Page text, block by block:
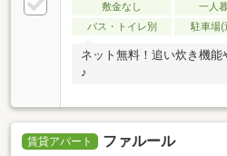
敷金なし 一人
バス・トイレ別
駐車場(
ネット無料！追い炊き機
♪
賃貸アパート ファルール